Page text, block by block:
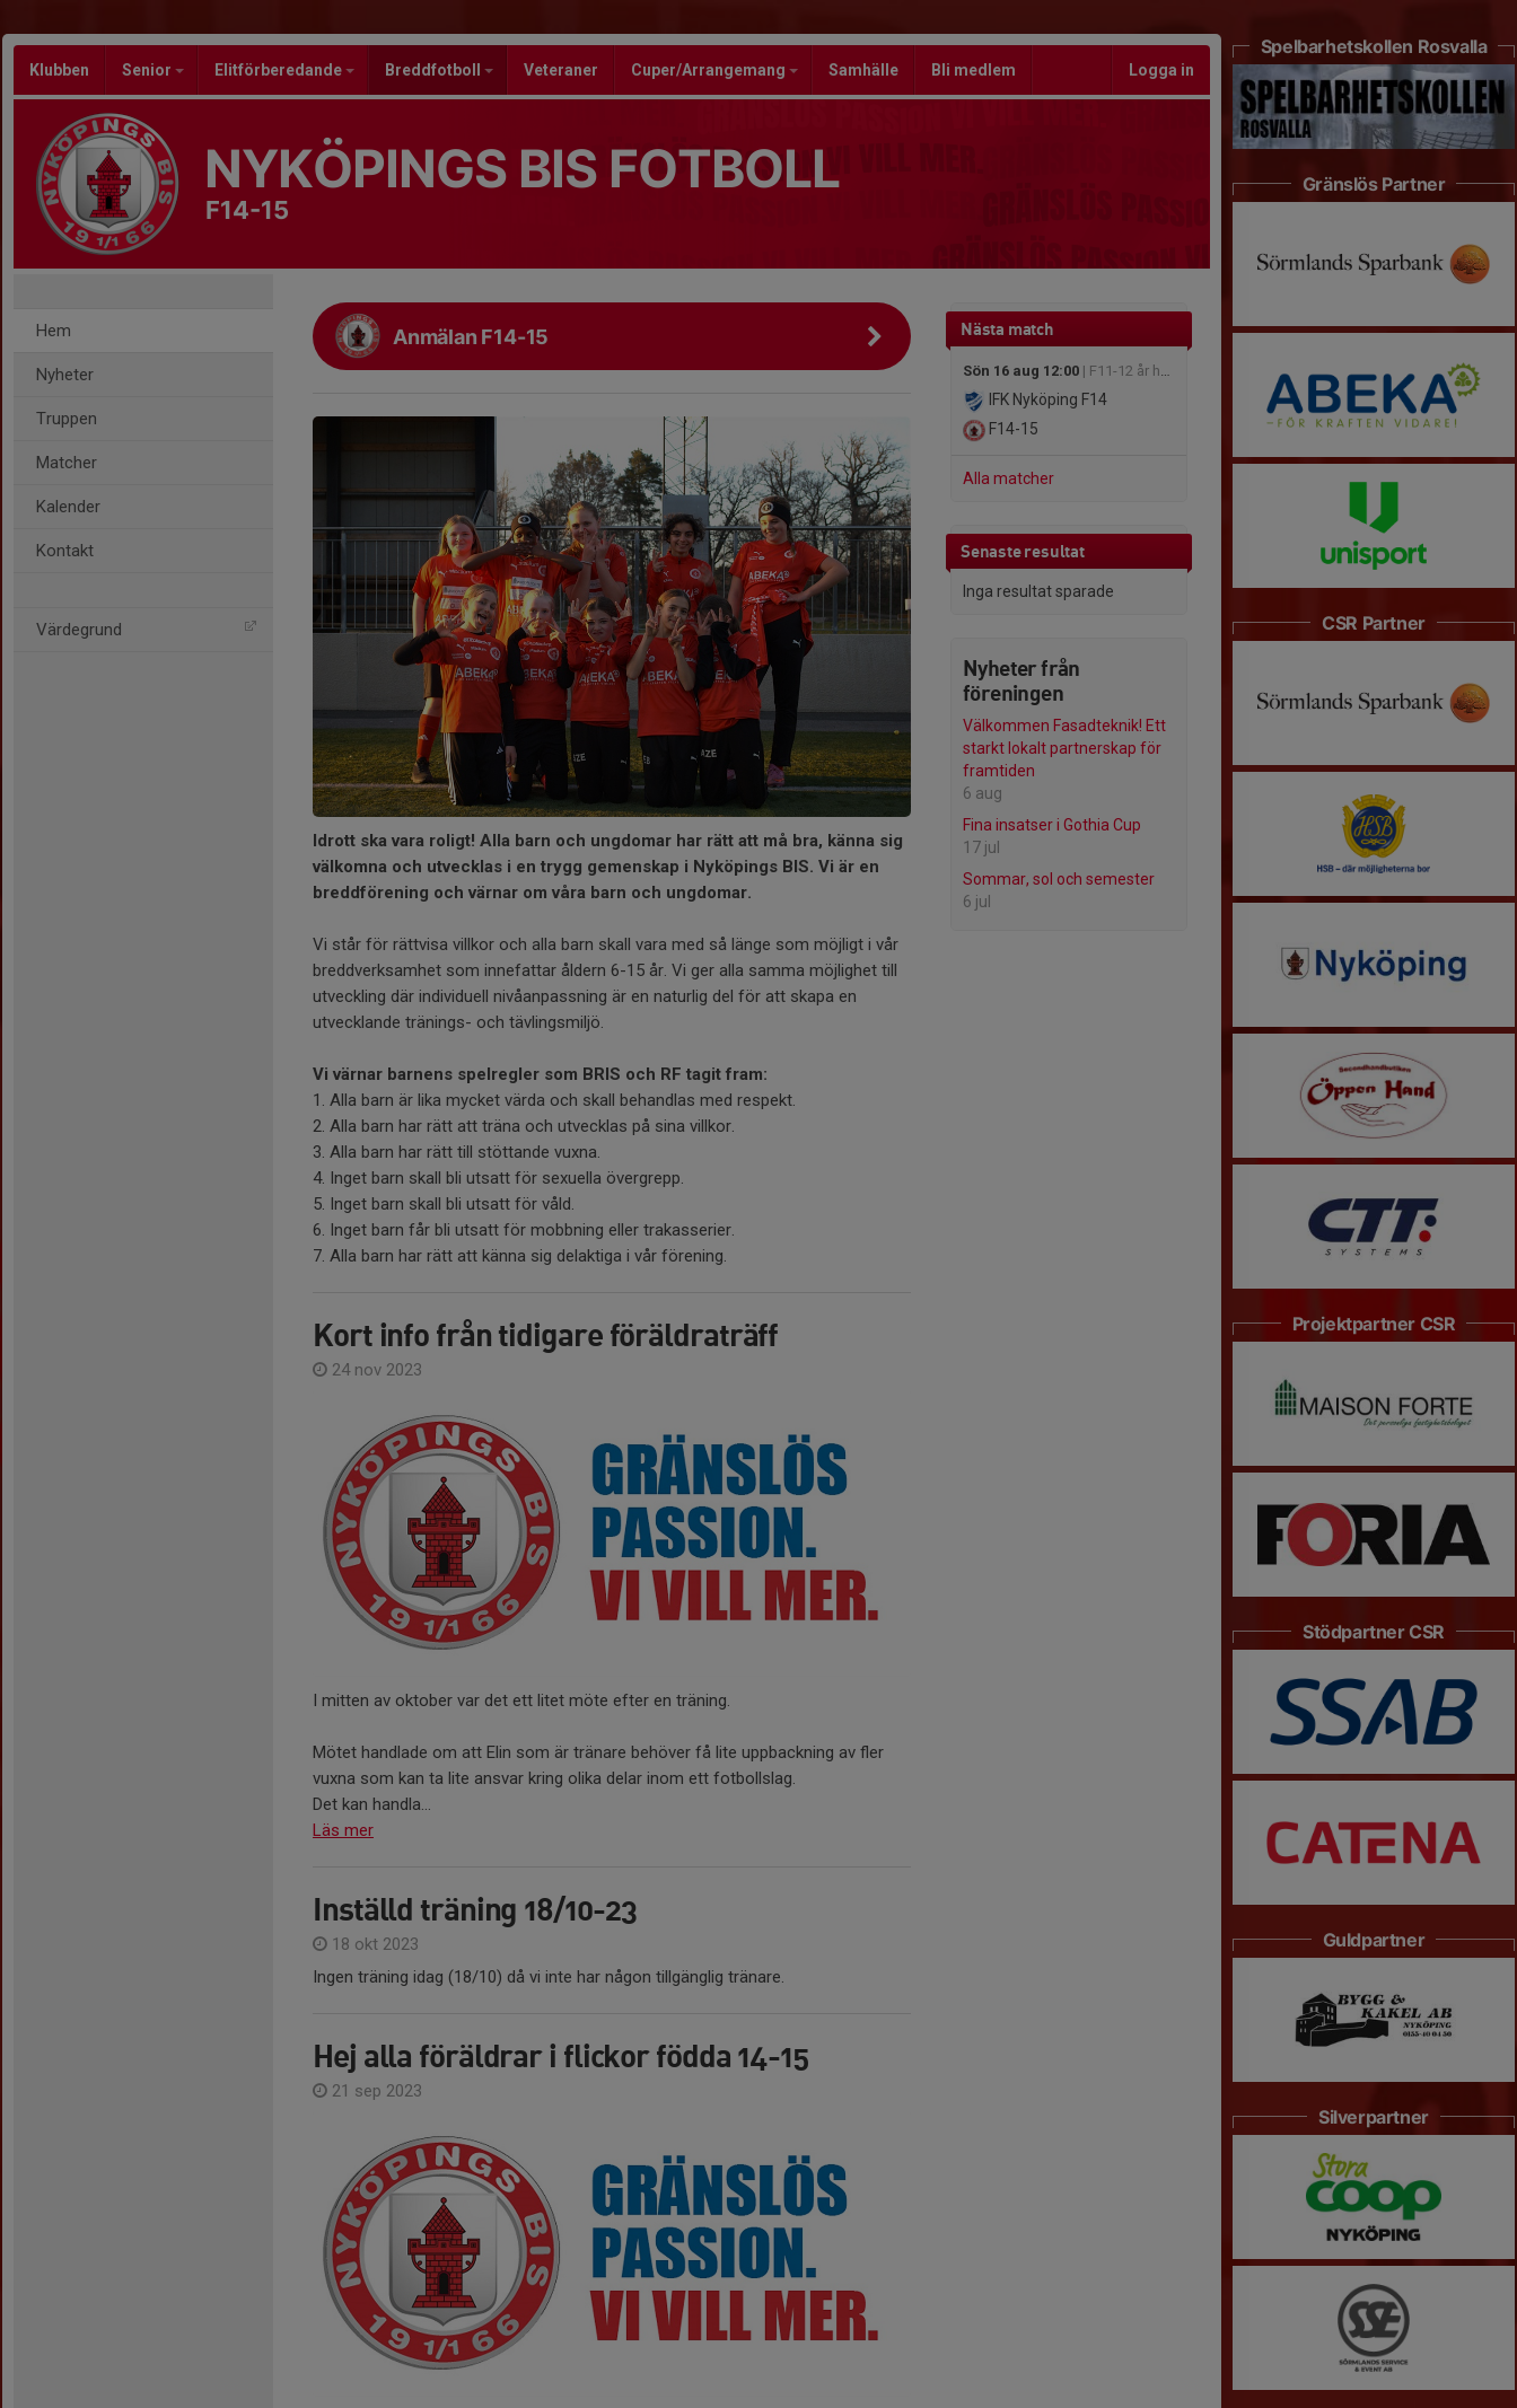
Klubben Senior Elitförberedande Breddfotboll Veteraner Cuper/Arrangemang Samhälle Bli medlem Logga in
NYKÖPINGS BIS FOTBOLL
F14-15
Hem
Nyheter
Truppen
Matcher
Kalender
Kontakt
Värdegrund
Nästa match
Sön 16 aug 12:00 | F11-12 år höst
IFK Nyköping F14
F14-15
Alla matcher
Senaste resultat
Inga resultat sparade
Nyheter från
föreningen
Välkommen Fasadteknik! Ett
starkt lokalt partnerskap för
framtiden
6 aug
Fina insatser i Gothia Cup
17 jul
Sommar, sol och semester
6 jul
Anmälan F14-15
Idrott ska vara roligt! Alla barn och ungdomar har rätt att må bra, känna sig
välkomna och utvecklas i en trygg gemenskap i Nyköpings BIS. Vi är en
breddförening och värnar om våra barn och ungdomar.
Vi står för rättvisa villkor och alla barn skall vara med så länge som möjligt i vår
breddverksamhet som innefattar åldern 6-15 år. Vi ger alla samma möjlighet till
utveckling där individuell nivåanpassning är en naturlig del för att skapa en
utvecklande tränings- och tävlingsmiljö.
Vi värnar barnens spelregler som BRIS och RF tagit fram:
1. Alla barn är lika mycket värda och skall behandlas med respekt.
2. Alla barn har rätt att träna och utvecklas på sina villkor.
3. Alla barn har rätt till stöttande vuxna.
4. Inget barn skall bli utsatt för sexuella övergrepp.
5. Inget barn skall bli utsatt för våld.
6. Inget barn får bli utsatt för mobbning eller trakasserier.
7. Alla barn har rätt att känna sig delaktiga i vår förening.
Kort info från tidigare föräldraträff
24 nov 2023
I mitten av oktober var det ett litet möte efter en träning.
Mötet handlade om att Elin som är tränare behöver få lite uppbackning av fler
vuxna som kan ta lite ansvar kring olika delar inom ett fotbollslag.
Det kan handla...
Läs mer
Inställd träning 18/10-23
18 okt 2023
Ingen träning idag (18/10) då vi inte har någon tillgänglig tränare.
Hej alla föräldrar i flickor födda 14-15
21 sep 2023
Spelbarhetskollen Rosvalla
Gränslös Partner
CSR Partner
Projektpartner CSR
Stödpartner CSR
Guldpartner
Silverpartner